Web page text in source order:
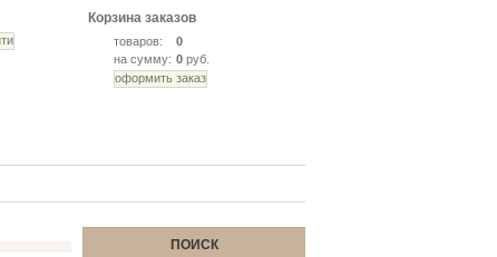
Корзина заказов
товаров:
0
на сумму: 0 руб.
ПОИСК